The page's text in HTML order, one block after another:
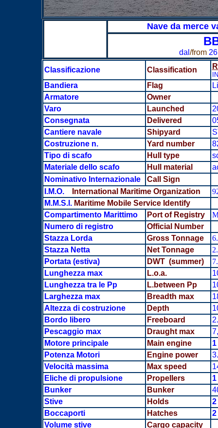
Nave da merce
dal /from
Classificazione Classification
Bandiera Flag
Armatore
Owner
Varo
Launched
Consegnata
Delivered
Cantiere navale
Shipyard
Costruzione n.
Yard number
Tipo di scafo
Hull type
Materiale dello scafo
Hull material
Nominativo Internazionale
Call Sign
I.M.O.
International Maritime Organization
M.M.S.I. Maritime Mobile Service Identify
Compartimento Marittimo
Port of Registry
Numero di registro
Official Number
Stazza Lorda
Gross Tonnage
Stazza Netta
Net Tonnage
Portata(estiva) DWT (summer)
Lunghezza max
L.o.a.
Lunghezza tra le Pp
L.between Pp
Larghezza max
Breadth max
Altezza di costruzione
Depth
Bordo libero
Freeboard
Pescaggio max
Draught max
Motore principale
Main engine 1
Potenza Motori
Engine power
Velocità massima
Max speed
Eliche di propulsione
Propellers 1
Bunker
Bunker
Stive
Holds
2
Boccaporti
Hatches
2
Volume stive
Cargo capacity